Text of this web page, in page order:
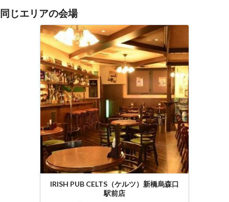
同じエリアの会場
IRISH PUB CELTS（ケルツ）新橋烏森口
駅前店